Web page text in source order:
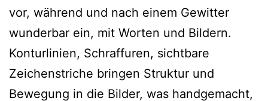
vor, wäh­rend und nach einem Gewitter
wun­der­bar ein, mit Worten und Bildern.
Konturlinien, Schraffuren, sicht­ba­re
Zeichenstriche brin­gen Struktur und
Bewegung in die Bilder, was hand­ge­macht,